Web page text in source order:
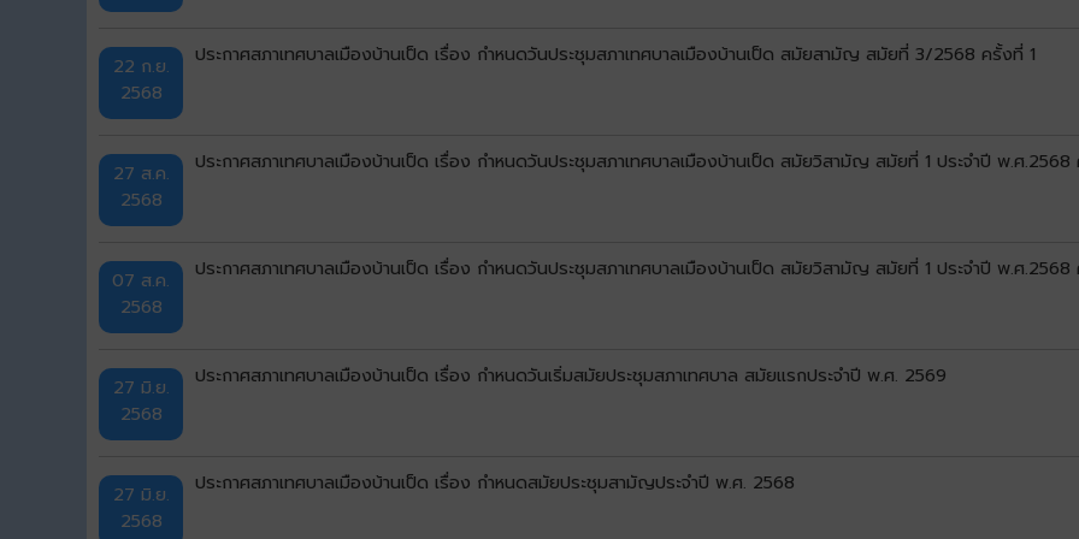
22 ก.ย.
2568
ประกาศสภาเทศบาลเมืองบ้านเป็ด เรื่อง กำหนดวันประชุมสภาเทศบาลเมืองบ้านเป็ด สมัยสามัญ สมัยที่ 3/2568 ครั้งที่ 1
27 ส.ค.
2568
ประกาศสภาเทศบาลเมืองบ้านเป็ด เรื่อง กำหนดวันประชุมสภาเทศบาลเมืองบ้านเป็ด สมัยวิสามัญ สมัยที่ 1 ประจำปี พ.ศ
07 ส.ค.
2568
ประกาศสภาเทศบาลเมืองบ้านเป็ด เรื่อง กำหนดวันประชุมสภาเทศบาลเมืองบ้านเป็ด สมัยวิสามัญ สมัยที่ 1 ประจำปี พ.ศ.2568
27 มิ.ย.
2568
ประกาศสภาเทศบาลเมืองบ้านเป็ด เรื่อง กำหนดวันเริ่มสมัยประชุมสภาเทศบาล สมัยแรกประจำปี พ.ศ. 2569
27 มิ.ย.
2568
ประกาศสภาเทศบาลเมืองบ้านเป็ด เรื่อง กำหนดสมัยประชุมสามัญประจำปี พ.ศ. 2568